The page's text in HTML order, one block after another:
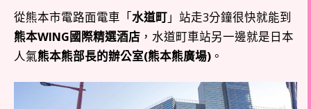
從熊本市電路面電車「水道町」站走3分鐘很快就能到
熊本WING國際精選酒店 ，水道町車站另一邊就是日本
人氣熊本熊部長的辦公室(熊本熊廣場) 。